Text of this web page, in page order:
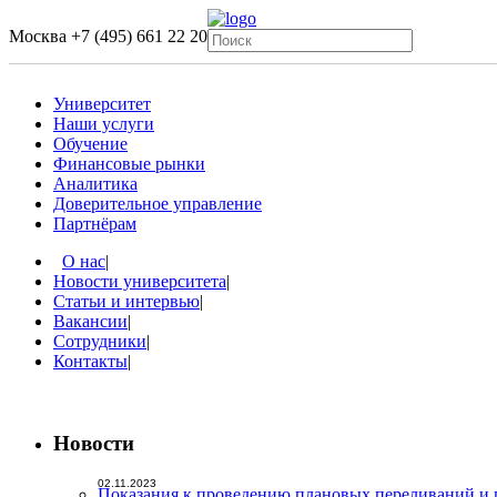
Москва +7 (495) 661 22 20
Университет
Наши услуги
Обучение
Финансовые рынки
Аналитика
Доверительное управление
Партнёрам
О нас|
Новости университета|
Статьи и интервью|
Вакансии|
Сотрудники|
Контакты|
Новости
02.11.2023